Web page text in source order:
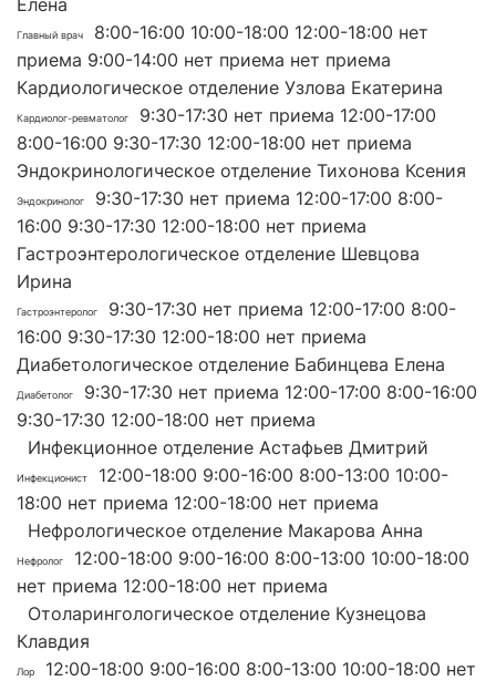
Елена
Главный врач
8:00-16:00 10:00-18:00 12:00-18:00 нет
приема 9:00-14:00 нет приема нет приема
Кардиологическое отделение Узлова Екатерина
Кардиолог-ревматолог
9:30-17:30 нет приема 12:00-17:00
8:00-16:00 9:30-17:30 12:00-18:00 нет приема
Эндокринологическое отделение Тихонова Ксения
Эндокринолог
9:30-17:30 нет приема 12:00-17:00 8:00-
16:00 9:30-17:30 12:00-18:00 нет приема
Гастроэнтерологическое отделение Шевцова
Ирина
Гастроэнтеролог
9:30-17:30 нет приема 12:00-17:00 8:00-
16:00 9:30-17:30 12:00-18:00 нет приема
Диабетологическое отделение Бабинцева Елена
Диабетолог
9:30-17:30 нет приема 12:00-17:00 8:00-16:00
9:30-17:30 12:00-18:00 нет приема
Инфекционное отделение Астафьев Дмитрий
Инфекционист
12:00-18:00 9:00-16:00 8:00-13:00 10:00-
18:00 нет приема 12:00-18:00 нет приема
Нефрологическое отделение Макарова Анна
Нефролог
12:00-18:00 9:00-16:00 8:00-13:00 10:00-18:00
нет приема 12:00-18:00 нет приема
Отоларингологическое отделение Кузнецова
Клавдия
Лор
12:00-18:00 9:00-16:00 8:00-13:00 10:00-18:00 нет